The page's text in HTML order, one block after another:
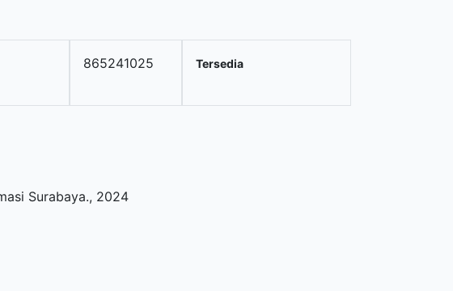
865241025 Tersedia
Surabaya., 2024